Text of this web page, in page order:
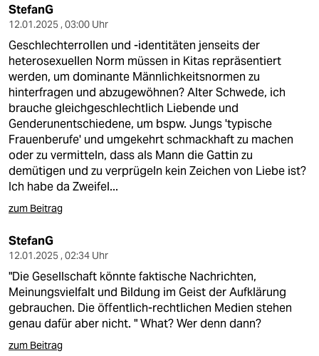
StefanG
12.01.2025 , 03:00 Uhr
Geschlechterrollen und -identitäten jenseits der
heterosexuellen Norm müssen in Kitas repräsentiert
werden, um dominante Männlichkeitsnormen zu
hinterfragen und abzugewöhnen? Alter Schwede, ich
brauche gleichgeschlechtlich Liebende und
Genderunentschiedene, um bspw. Jungs 'typische
Frauenberufe' und umgekehrt schmackhaft zu machen
oder zu vermitteln, dass als Mann die Gattin zu
demütigen und zu verprügeln kein Zeichen von Liebe ist?
Ich habe da Zweifel...
zum Beitrag
StefanG
12.01.2025 , 02:34 Uhr
"Die Gesellschaft könnte faktische Nachrichten,
Meinungsvielfalt und Bildung im Geist der Aufklärung
gebrauchen. Die öffentlich-rechtlichen Medien stehen
genau dafür aber nicht. " What? Wer denn dann?
zum Beitrag